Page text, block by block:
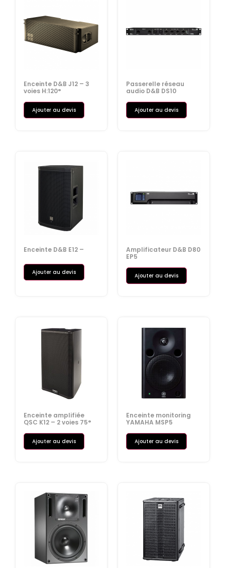
Enceinte D&B J12 – 3
voies H:120°
Ajouter au devis
Passerelle réseau
audio D&B DS10
Ajouter au devis
Enceinte D&B E12 –
Ajouter au devis
Amplificateur D&B D80
EP5
Ajouter au devis
Enceinte amplifiée
QSC K12 – 2 voies 75°
Ajouter au devis
Enceinte monitoring
YAMAHA MSP5
Ajouter au devis